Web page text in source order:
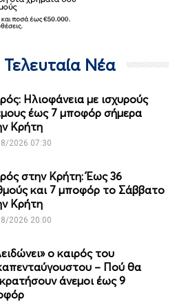
Νέα
Ηλιοφάνεια με ισχυρούς
έως 7 μποφόρ σήμερα
Κρήτη
2026 07:30
στην Κρήτη: Έως 36
και 7 μποφόρ το Σάββατο
Κρήτη
2026 20:00
ο καιρός του
– Πού θα
άνεμοι έως 9